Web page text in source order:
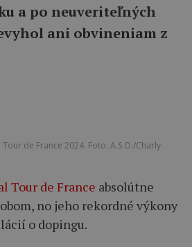
a po neuveriteľných
ani obvineniam z
de France 2024. Foto: A.S.O./Charly
Tour de France absolútne
no jeho rekordné výkony
o dopingu.